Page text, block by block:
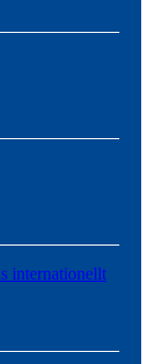
internationellt